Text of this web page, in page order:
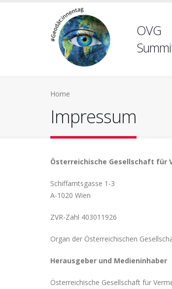
OVG
Home
Impressum
Österreichische Gesellschaft für
Schiffamtsgasse 1-3
A-1020 Wien
ZVR-Zahl 403011926
Organ der Österreichischen
Herausgeber und Medieninhaber
Österreichische Gesellschaft für